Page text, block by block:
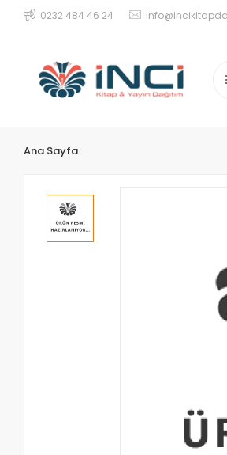
0232 484 46 24
Ana Sayfa